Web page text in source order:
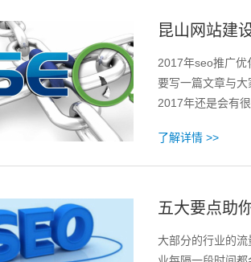
昆山网站建
2017年seo推广优
要写一篇文章与
2017年还是会有
了解详情 >>
五大要点助
大部分的行业的